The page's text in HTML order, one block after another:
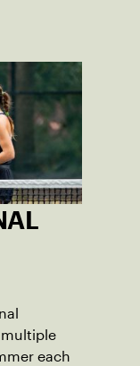
each